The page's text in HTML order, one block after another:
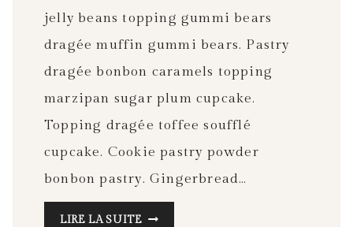
jelly beans topping gummi bears
dragée muffin gummi bears. Pastry
dragée bonbon caramels topping
marzipan sugar plum cupcake.
Topping dragée toffee soufflé
cupcake. Cookie pastry powder
bonbon pastry. Gingerbread…
LIRE LA SUITE THINGS